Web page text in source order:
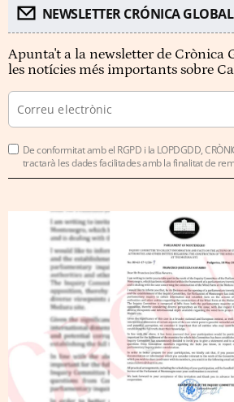
NEWSLETTER CRÓNICA GLOBAL
Apunta't a la newsletter de Crònica
les notícies més importants sobre
De conformitat amb el RGPD i la LOPDGDD,
tractarà les dades facilitades amb la finalitat de